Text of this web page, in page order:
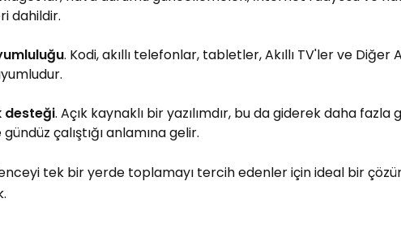
dahildir.
. Kodi, akıllı telefonlar, tabletler, Akıllı TV'ler ve Diğer
desteği. Açık kaynaklı bir yazılımdır, bu da giderek daha fazla
çalıştığı anlamına gelir.
tek bir yerde toplamayı tercih edenler için ideal bir